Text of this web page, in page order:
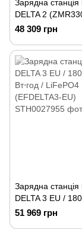
Зарядна
DELTA 2
48 309 грн
Зарядна
DELTA 3 EU /
Вт⋅год / LiFePO4
51 969 грн